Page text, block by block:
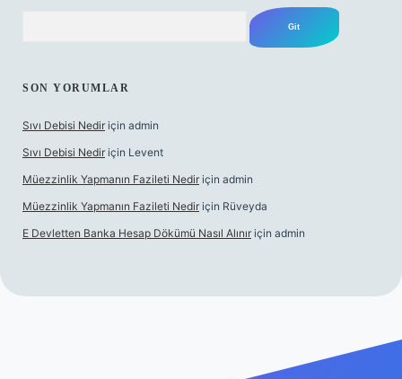
SON YORUMLAR
Sıvı Debisi Nedir için admin
Sıvı Debisi Nedir için Levent
Müezzinlik Yapmanın Fazileti Nedir için admin
Müezzinlik Yapmanın Fazileti Nedir için Rüveyda
E Devletten Banka Hesap Dökümü Nasıl Alınır için admin